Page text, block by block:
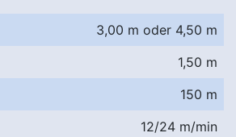
3,00 m oder 4,50 m
1,50 m
150 m
12/24 m/min